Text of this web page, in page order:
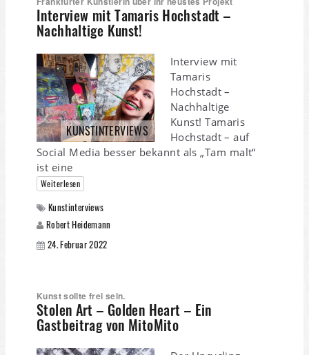
Interview mit Tamaris Hochstadt –
Nachhaltige Kunst!
KUNSTINTERVIEWS
Interview mit
Tamaris
Hochstadt –
Nachhaltige
Kunst! Tamaris
Hochstadt – auf
Social Media besser bekannt als „Tam malt“
ist eine
Weiterlesen
Kunstinterviews
Robert Heidemann
24. Februar 2022
Kunst sollte frei sein.
Stolen Art – Golden Heart – Ein
Gastbeitrag von MitoMito